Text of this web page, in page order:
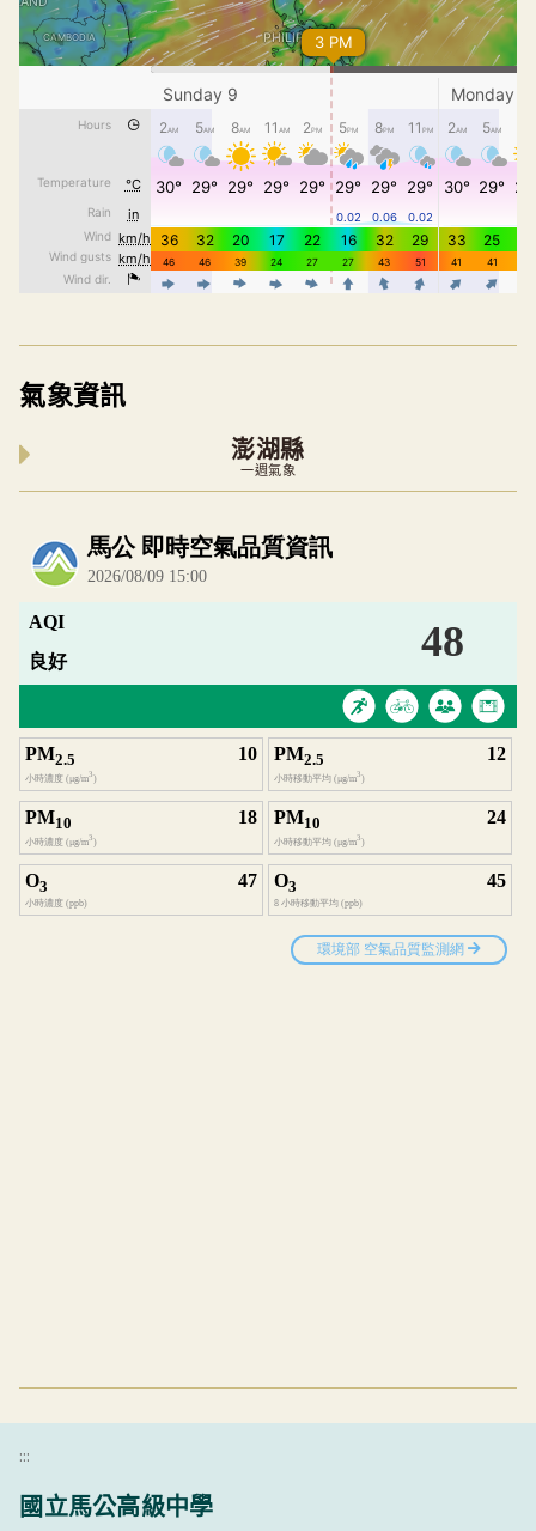
氣象資訊
澎湖縣
一週氣象
內嵌空氣品質小工具為視覺預覽，完整即時空
:::
國立馬公高級中學